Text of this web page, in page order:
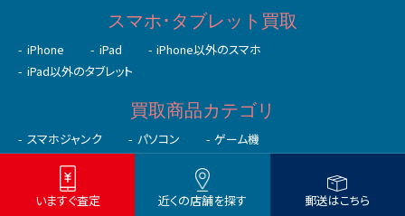
いますぐ査定 近くの店舗を探す 郵送はこちら
未成年の⽅へ 法人の方へ
お客様の声 よくある質問
スマホ･タブレット買取
iPhone iPad
iPhone以外のスマホ
iPad以外のタブレット
買取商品カテゴリ